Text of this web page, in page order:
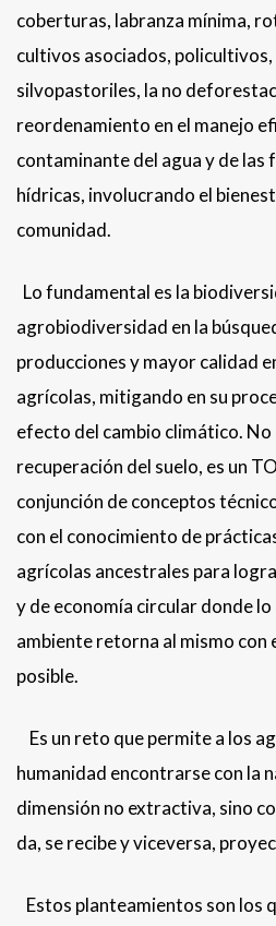
coberturas, labranza mínima,
cultivos asociados,
silvopastoriles, la no
reordenamiento en el manejo
contaminante del agua y de las
hídricas, involucrando el
comunidad.
Lo fundamental es la
agrobiodiversidad en la
producciones y mayor calidad
agrícolas, mitigando en su
efecto del cambio climático. No
recuperación del suelo, es un
conjunción de conceptos
con el conocimiento de
agrícolas ancestrales para
y de economía circular donde
ambiente retorna al mismo con
posible.
Es un reto que permite a los
humanidad encontrarse con la
dimensión no extractiva, sino
da, se recibe y viceversa,
Estos planteamientos son los